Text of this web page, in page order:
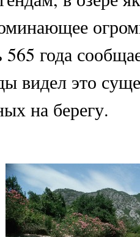
года
видел это
на берегу.